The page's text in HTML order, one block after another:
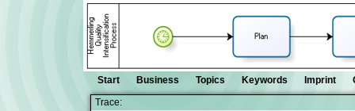
Start Business Topics Keywords Imprint
Trace: